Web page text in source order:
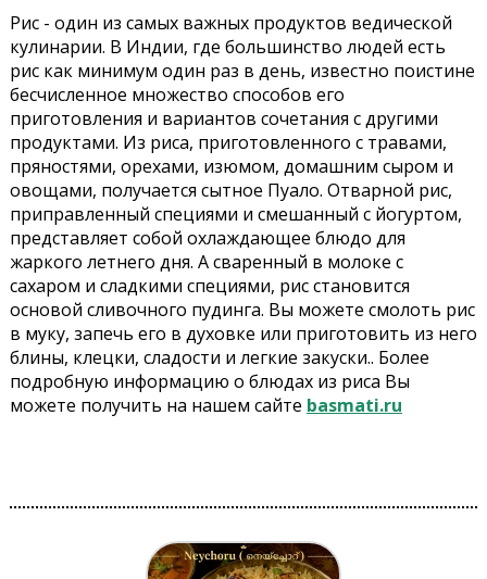
Рис - один из самых важных продуктов ведической
кулинарии. В Индии, где большинство людей есть
рис как минимум один раз в день, известно поистине
бесчисленное множество способов его
приготовления и вариантов сочетания с другими
продуктами. Из риса, приготовленного с травами,
пряностями, орехами, изюмом, домашним сыром и
овощами, получается сытное Пуало. Отварной рис,
приправленный специями и смешанный с йогуртом,
представляет собой охлаждающее блюдо для
жаркого летнего дня. А сваренный в молоке с
сахаром и сладкими специями, рис становится
основой сливочного пудинга. Вы можете смолоть рис
в муку, запечь его в духовке или приготовить из него
блины, клецки, сладости и легкие закуски.. Более
подробную информацию о блюдах из риса Вы
можете получить на нашем сайте basmati.ru